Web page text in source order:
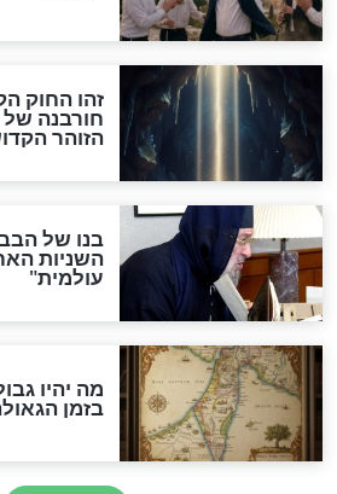
"לפני הגאולה
והכחשה גדולה
האמונה"
האם לאחר בוא
אפשר לחזור
לכל המאמרים